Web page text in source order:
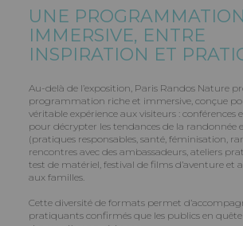
UNE PROGRAMMATION
IMMERSIVE, ENTRE
INSPIRATION ET
Au-delà de l’exposition, Paris Randos Nature
programmation riche et immersive, conçue
véritable expérience aux visiteurs : conférences
pour décrypter les tendances de la randonnée
(pratiques responsables, santé, féminisation,
rencontres avec des ambassadeurs, ateliers
test de matériel, festival de films d’aventure et
aux familles.
Cette diversité de formats permet
pratiquants confirmés que les publics en